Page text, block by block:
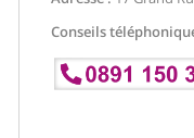
Conseils